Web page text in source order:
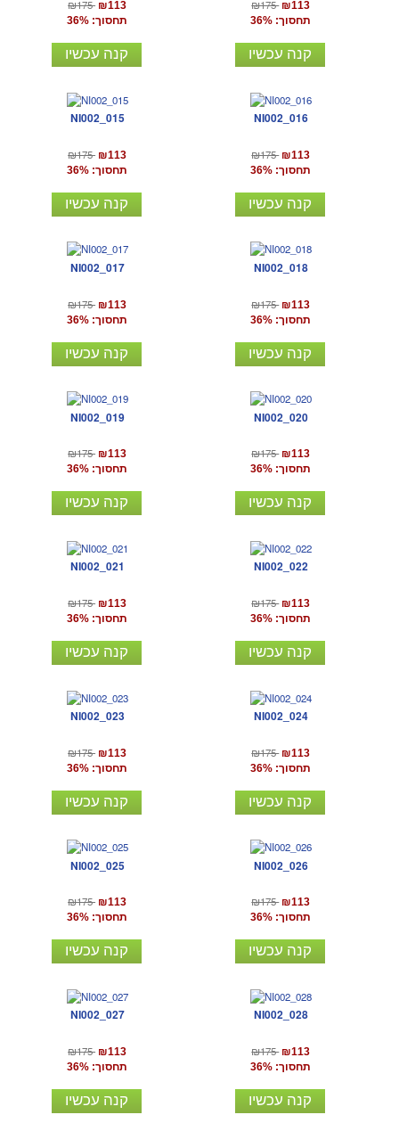
₪175 ₪113
תחסוך: 36%
קנה עכשיו
₪175 ₪113
תחסוך: 36%
קנה עכשיו
NI002_015
₪175 ₪113
תחסוך: 36%
קנה עכשיו
NI002_016
₪175 ₪113
תחסוך: 36%
קנה עכשיו
NI002_017
₪175 ₪113
תחסוך: 36%
קנה עכשיו
NI002_018
₪175 ₪113
תחסוך: 36%
קנה עכשיו
NI002_019
₪175 ₪113
תחסוך: 36%
קנה עכשיו
NI002_020
₪175 ₪113
תחסוך: 36%
קנה עכשיו
NI002_021
₪175 ₪113
תחסוך: 36%
קנה עכשיו
NI002_022
₪175 ₪113
תחסוך: 36%
קנה עכשיו
NI002_023
₪175 ₪113
תחסוך: 36%
קנה עכשיו
NI002_024
₪175 ₪113
תחסוך: 36%
קנה עכשיו
NI002_025
₪175 ₪113
תחסוך: 36%
קנה עכשיו
NI002_026
₪175 ₪113
תחסוך: 36%
קנה עכשיו
NI002_027
₪175 ₪113
תחסוך: 36%
קנה עכשיו
NI002_028
₪175 ₪113
תחסוך: 36%
קנה עכשיו